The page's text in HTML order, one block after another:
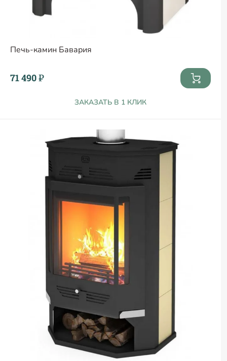
Печь-камин Бавария
71 490 ₽
ЗАКАЗАТЬ В 1 КЛИК